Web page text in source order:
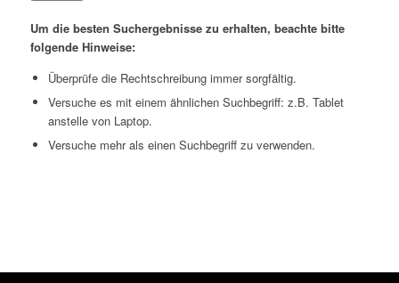
Um die besten Suchergebnisse zu erhalten, beachte bitte
folgende Hinweise:
Überprüfe die Rechtschreibung immer sorgfältig.
Versuche es mit einem ähnlichen Suchbegriff: z.B. Tablet
anstelle von Laptop.
Versuche mehr als einen Suchbegriff zu verwenden.